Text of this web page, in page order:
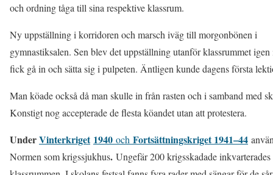
och ordning tåga till sina respektive klassrum.
Ny uppställning i korridoren och marsch iväg till morgonbönen i
gymnastiksalen. Sen blev det uppställning utanför klassrummet igen
fick gå in och sätta sig i pulpeten. Äntligen kunde dagens första
Man köade också då man skulle in från rasten och i samband med
Konstigt nog accepterade de flesta köandet utan att protestera.
UnderVinterkriget 1940 och Fortsättningskriget 1941–44
Normen som krigssjukhus. Ungefär 200 krigsskadade